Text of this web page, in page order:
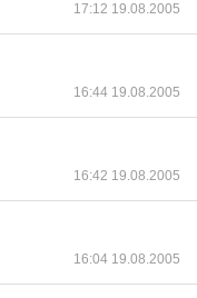
17:12 19.08.2005
16:44 19.08.2005
16:42 19.08.2005
16:04 19.08.2005